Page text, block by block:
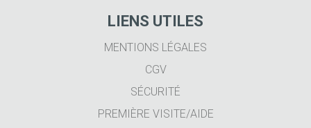
LIENS UTILES
MENTIONS LÉGALES
CGV
SÉCURITÉ
PREMIÈRE VISITE/AIDE